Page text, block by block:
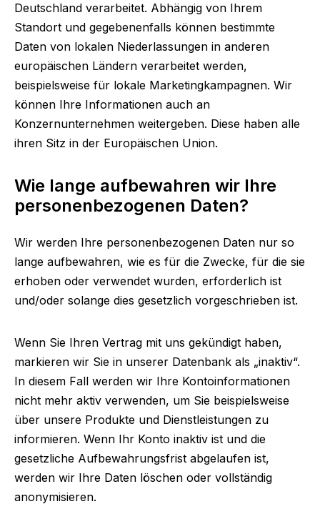
Deutschland verarbeitet. Abhängig von Ihrem
Standort und gegebenenfalls können bestimmte
Daten von lokalen Niederlassungen in anderen
europäischen Ländern verarbeitet werden,
beispielsweise für lokale Marketingkampagnen. Wir
können Ihre Informationen auch an
Konzernunternehmen weitergeben. Diese haben alle
ihren Sitz in der Europäischen Union.
Wie lange aufbewahren wir Ihre
personenbezogenen Daten?
Wir werden Ihre personenbezogenen Daten nur so
lange aufbewahren, wie es für die Zwecke, für die sie
erhoben oder verwendet wurden, erforderlich ist
und/oder solange dies gesetzlich vorgeschrieben ist.
Wenn Sie Ihren Vertrag mit uns gekündigt haben,
markieren wir Sie in unserer Datenbank als „inaktiv“.
In diesem Fall werden wir Ihre Kontoinformationen
nicht mehr aktiv verwenden, um Sie beispielsweise
über unsere Produkte und Dienstleistungen zu
informieren. Wenn Ihr Konto inaktiv ist und die
gesetzliche Aufbewahrungsfrist abgelaufen ist,
werden wir Ihre Daten löschen oder vollständig
anonymisieren.